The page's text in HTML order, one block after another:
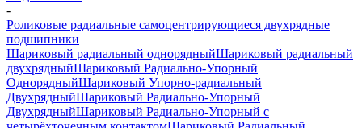
-
Роликовые радиальные самоцентрирующиеся двухрядные
подшипники
Шариковый радиальный однорядныйШариковый радиальный
двухрядныйШариковый Радиально-Упорный
ОднорядныйШариковый Упорно-радиальный
ДвухрядныйШариковый Радиально-Упорный
ДвухрядныйШариковый Радиально-Упорный с